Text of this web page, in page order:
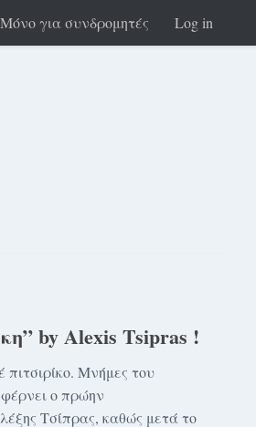
Μόνο για συνδρομητές Log in
by Alexis Tsipras !
Μνήμες του
ο πρώην
Τσίπρας, καθώς μετά το